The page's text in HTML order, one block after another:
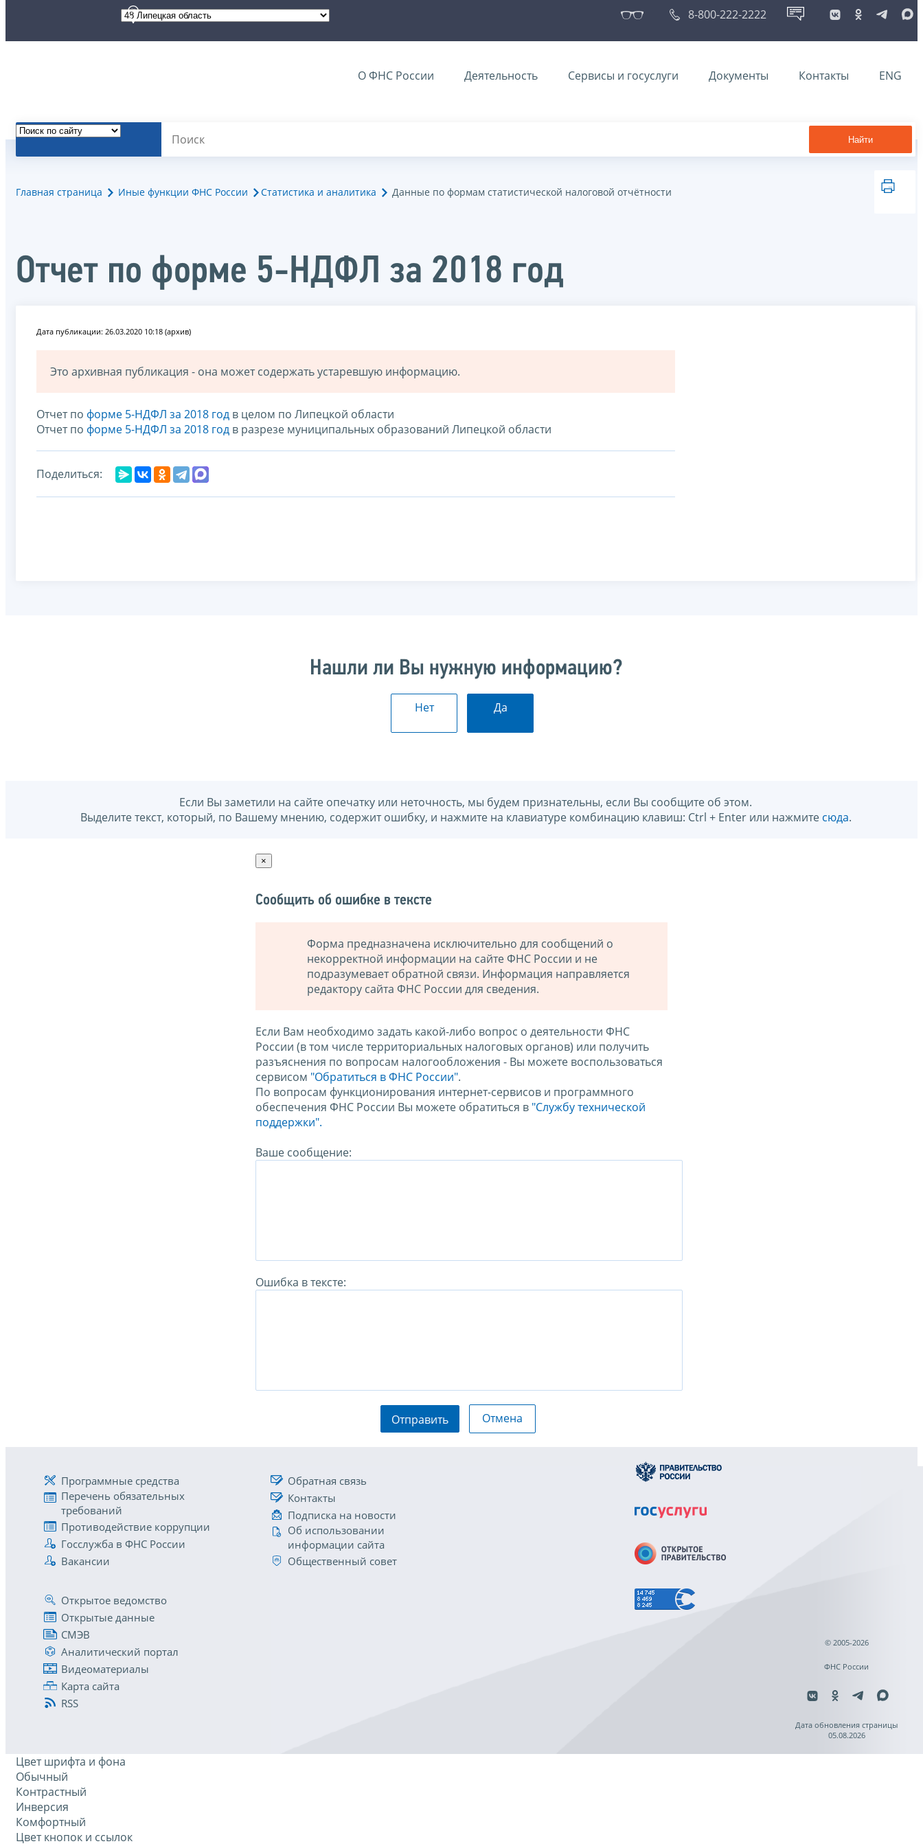
8-800-222-2222
О ФНС России Деятельность Сервисы и госуслуги Документы Контакты ENG
Найти
Главная страница Иные функции ФНС России Статистика и аналитика Данные по формам статистической налоговой отчётности
Отчет по форме 5-НДФЛ за 2018 год
Дата публикации: 26.03.2020 10:18 (архив)
Это архивная публикация - она может содержать устаревшую информацию.
Отчет по форме 5-НДФЛ за 2018 год в целом по Липецкой области
Отчет по форме 5-НДФЛ за 2018 год в разрезе муниципальных образований Липецкой области
Поделиться:
Нашли ли Вы нужную информацию?
Нет Да
Если Вы заметили на сайте опечатку или неточность, мы будем признательны, если Вы сообщите об этом.
Выделите текст, который, по Вашему мнению, содержит ошибку, и нажмите на клавиатуре комбинацию клавиш: Ctrl + Enter или нажмите сюда.
×
Сообщить об ошибке в тексте
Форма предназначена исключительно для сообщений о
некорректной информации на сайте ФНС России и не
подразумевает обратной связи. Информация направляется
редактору сайта ФНС России для сведения.
Если Вам необходимо задать какой-либо вопрос о деятельности ФНС
России (в том числе территориальных налоговых органов) или получить
разъяснения по вопросам налогообложения - Вы можете воспользоваться
сервисом "Обратиться в ФНС России".
По вопросам функционирования интернет-сервисов и программного
обеспечения ФНС России Вы можете обратиться в "Службу технической
поддержки".
Ваше сообщение:
Ошибка в тексте:
Отправить Отмена
Программные средства
Перечень обязательных
требований
Противодействие коррупции
Госслужба в ФНС России
Вакансии
Обратная связь
Контакты
Подписка на новости
Об использовании
информации сайта
Общественный совет
Открытое ведомство
Открытые данные
СМЭВ
Аналитический портал
Видеоматериалы
Карта сайта
RSS
© 2005-2026
ФНС России
Дата обновления страницы
05.08.2026
Цвет шрифта и фона
Обычный
Контрастный
Инверсия
Комфортный
Цвет кнопок и ссылок